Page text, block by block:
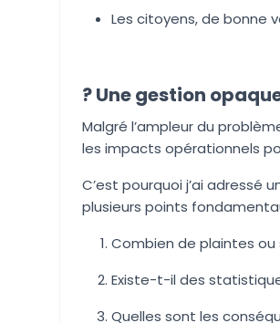
Les citoyens, de bonne
? Une gestion
Malgré l’ampleur du
les impacts opérationnels
C’est pourquoi j’ai adressé
plusieurs points
Combien de plaintes
Existe-t-il des
Quelles sont les